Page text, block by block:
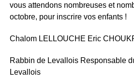
vous attendons nombreuses et
octobre, pour inscrire vos enfants !
Chalom LELLOUCHE Eric
Rabbin de Levallois Responsable
Levallois